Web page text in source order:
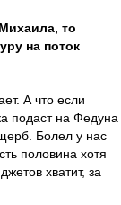
то
на поток
А что если
подаст на Федуна
Болел у нас
половина хотя
хватит, за